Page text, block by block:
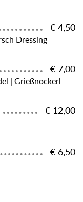
€ 4,50
Dressing
€ 7,00
| Grießnockerl
€ 12,00
€ 6,50